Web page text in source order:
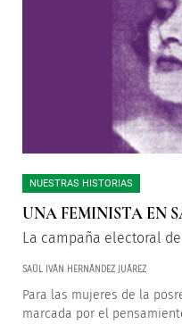
NUESTRAS HISTORIAS
UNA FEMINISTA EN
La campaña electoral
SAÚL IVÁN HERNÁNDEZ JUÁREZ
Para las mujeres de la
marcada por el